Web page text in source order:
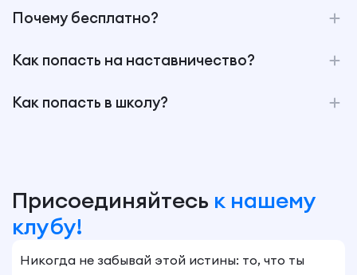
Почему бесплатно?
Как попасть на наставничество?
Как попасть в школу?
Присоединяйтесь к нашему
клубу!
Никогда не забывай этой истины: то, что ты